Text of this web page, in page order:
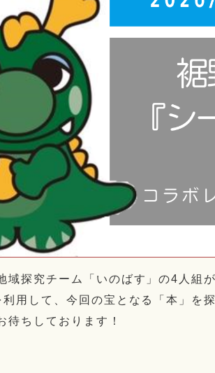
探究チーム「いのばす」の4人組
用して、今回の宝となる「本」を
待ちしております！